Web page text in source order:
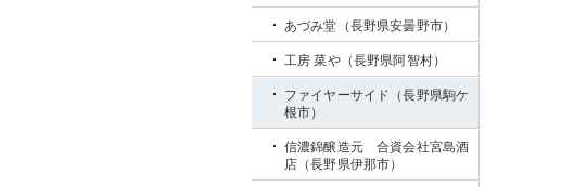
あづみ堂（長野県安曇野市）
工房 菜や（長野県阿智村）
ファイヤーサイド（長野県駒ケ
根市）
信濃錦醸造元 合資会社宮島酒
店（長野県伊那市）